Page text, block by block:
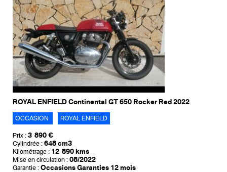
ROYAL ENFIELD Continental GT 650 Rocker Red 2022
OCCASION ROYAL ENFIELD
Prix : 3 890 €
Cylindrée : 648 cm3
Kilométrage : 12 890 kms
Mise en circulation : 08/2022
Garantie : Occasions Garanties 12 mois